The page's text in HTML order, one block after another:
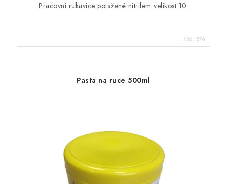
Pracovní rukavice potažené nitrilem velikost 10.
Kód: 876
Pasta na ruce 500ml